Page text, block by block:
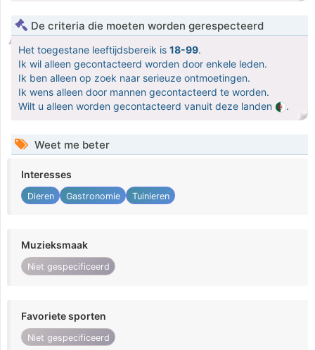
De criteria die moeten worden gerespecteerd
Het toegestane leeftijdsbereik is 18-99.
Ik wil alleen gecontacteerd worden door enkele leden.
Ik ben alleen op zoek naar serieuze ontmoetingen.
Ik wens alleen door mannen gecontacteerd te worden.
Wilt u alleen worden gecontacteerd vanuit deze landen
.
Weet me beter
Interesses
Dieren Gastronomie Tuinieren
Muzieksmaak
Niet gespecificeerd
Favoriete sporten
Niet gespecificeerd